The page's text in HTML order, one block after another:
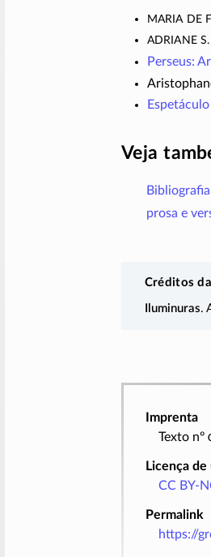
Maria de
Adriane
Perseus:
Espetáculo
Veja
prosa e
Créditos
Iluminuras.
Imprenta
Texto
Licença de
CC BY-
Permalink
https://